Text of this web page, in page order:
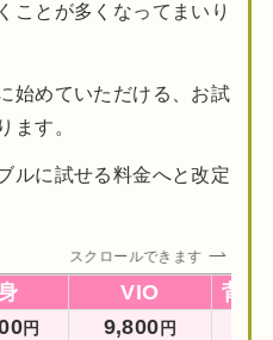
ことが多くなってまいり
始めていただける、お試
ます。
ルに試せる料金へと改定
スクロールできます
VIO
背中
円 9,800 円